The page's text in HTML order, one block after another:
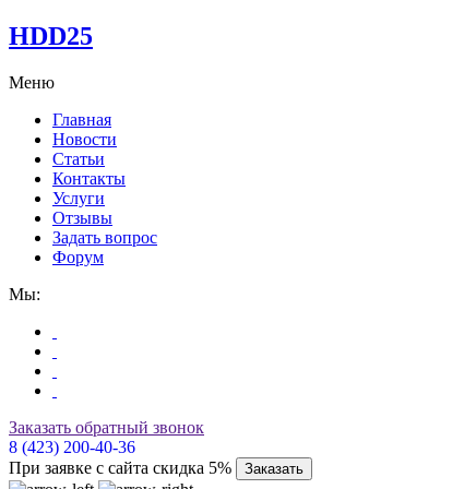
HDD25
Меню
Главная
Новости
Статьи
Контакты
Услуги
Отзывы
Задать вопрос
Форум
Мы:
Заказать обратный звонок
8 (423) 200-40-36
При заявке с сайта скидка 5%
Заказать